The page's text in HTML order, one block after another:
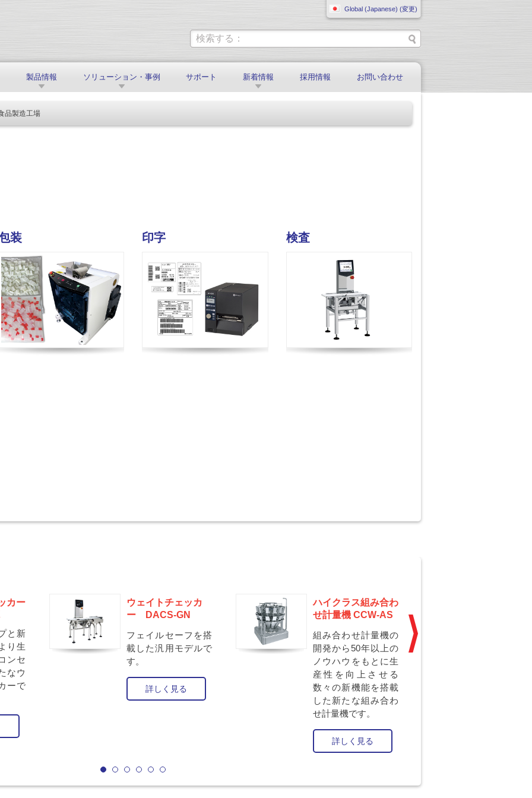
Global (Japanese) (変更)
製品情報 ソリューション・事例 サポート 新着情報 採用情報 お問い合わせ
品製造工場
装 印字 検査
カー
と新
り生
ンセ
なウ
ーで
ウェイトチェッカ
ー DACS-GN
フェイルセーフを搭
載した汎用モデルで
す。
詳しく見る
ハイクラス組み合わ
せ計量機 CCW-AS
組み合わせ計量機の
開発から50年以上の
ノウハウをもとに生
産性を向上させる
数々の新機能を搭載
した新たな組み合わ
せ計量機です。
詳しく見る